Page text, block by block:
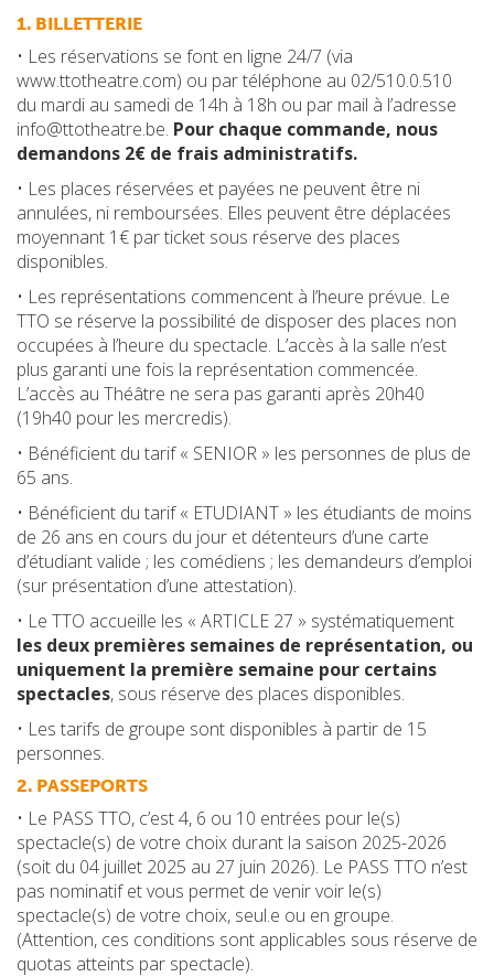
1. BILLETTERIE
• Les réservations se font en ligne 24/7 (via
www.ttotheatre.com) ou par téléphone au 02/510.0.510
du mardi au samedi de 14h à 18h ou par mail à l’adresse
info@ttotheatre.be. Pour chaque commande, nous
demandons 2€ de frais administratifs.
• Les places réservées et payées ne peuvent être ni
annulées, ni remboursées. Elles peuvent être déplacées
moyennant 1€ par ticket sous réserve des places
disponibles.
• Les représentations commencent à l’heure prévue. Le
TTO se réserve la possibilité de disposer des places non
occupées à l’heure du spectacle. L’accès à la salle n’est
plus garanti une fois la représentation commencée.
L’accès au Théâtre ne sera pas garanti après 20h40
(19h40 pour les mercredis).
• Bénéficient du tarif « SENIOR » les personnes de plus de
65 ans.
• Bénéficient du tarif « ETUDIANT » les étudiants de moins
de 26 ans en cours du jour et détenteurs d’une carte
d’étudiant valide ; les comédiens ; les demandeurs d’emploi
(sur présentation d’une attestation).
• Le TTO accueille les « ARTICLE 27 » systématiquement
les deux premières semaines de représentation, ou
uniquement la première semaine pour certains
spectacles, sous réserve des places disponibles.
• Les tarifs de groupe sont disponibles à partir de 15
personnes.
2. PASSEPORTS
• Le PASS TTO, c’est 4, 6 ou 10 entrées pour le(s)
spectacle(s) de votre choix durant la saison 2025-2026
(soit du 04 juillet 2025 au 27 juin 2026). Le PASS TTO n’est
pas nominatif et vous permet de venir voir le(s)
spectacle(s) de votre choix, seul.e ou en groupe.
(Attention, ces conditions sont applicables sous réserve de
quotas atteints par spectacle).